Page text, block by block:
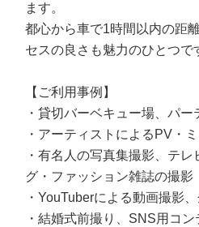
ます。
都心から車で1時間以内の距
セスの良さも魅力のひとつで
【ご利用事例】
・貸切バーベキュー場、パー
・アーティストによるPV・
・有名人の写真集撮影、テ
グ・ファッション雑誌の撮影
・YouTuberによる動画撮影
・結婚式前撮り、SNS用コ